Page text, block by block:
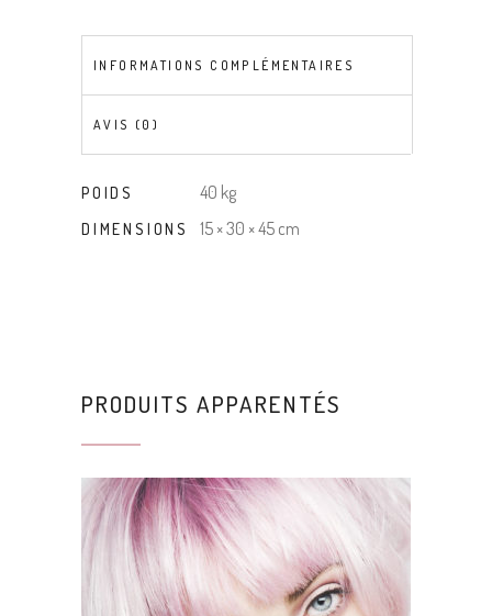
INFORMATIONS COMPLÉMENTAIRES
AVIS (0)
POIDS 40 kg
DIMENSIONS 15 × 30 × 45 cm
PRODUITS APPARENTÉS